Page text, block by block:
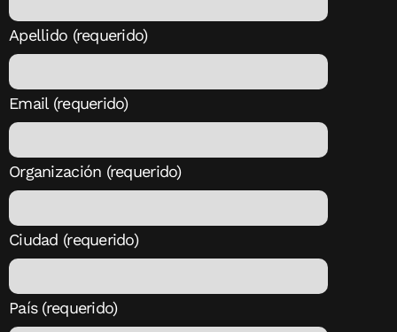
Apellido (requerido)
Email (requerido)
Organización (requerido)
Ciudad (requerido)
País (requerido)